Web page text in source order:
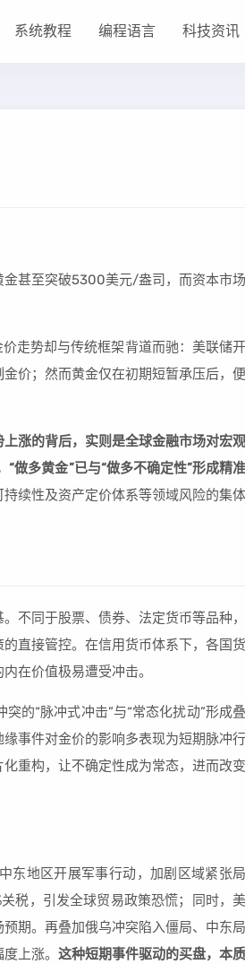
系统教程 编程语言 科技资讯
金甚至突破5300美元/盎司，而资本市场
走势却与传统框架背道而驰：美联储开
价；然而黄金仅在初期短暂承压后，便
涨的背后，实则是全球金融市场对宏观
“做多黄金”已与“做多不确定性”形成精
续性及资产定价体系等领域风险的集体
不同于股票、债券、法定货币等品种，
直接管控。在信用货币体系下，各国货
在价值极易遭受冲击。
的“脉冲式冲击”与“常态化扰动”形成
事件对金价的影响多表现为短期脉冲行
重构，让不确定性成为常态，进而改变
东地区开展军事行动，加剧区域紧张局
税，引发全球贸易政策恐慌；同时，美
期。再叠加俄乌冲突陷入僵局、中东局
上涨。 这种短期事件驱动的买盘，本质